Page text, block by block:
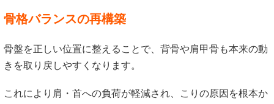
骨格バランスの再構築
骨盤を正しい位置に整えることで、背骨や肩甲骨も本来の動
きを取り戻しやすくなります。
これにより肩・首への負荷が軽減され、こりの原因を根本か